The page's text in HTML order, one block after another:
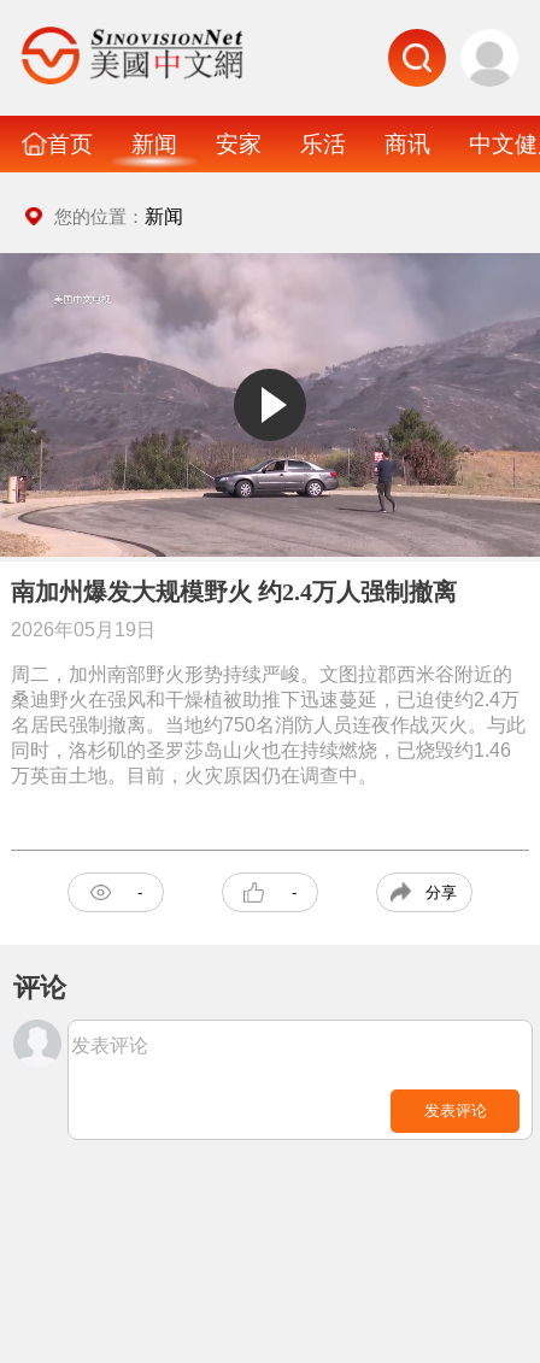
首页 新闻 安家 乐活 商讯 中文
您的位置： 新闻
南加州爆发大规模野火 约2.4万人强制撤离
2026年05月19日
周二，加州南部野火形势持续严峻。文图拉郡西米谷附近的
桑迪野火在强风和干燥植被助推下迅速蔓延，已迫使约2.4万
名居民强制撤离。当地约750名消防人员连夜作战灭火。与此
同时，洛杉矶的圣罗莎岛山火也在持续燃烧，已烧毁约1.46
万英亩土地。目前，火灾原因仍在调查中。
- - 分享
评论
发表评论
发表评论